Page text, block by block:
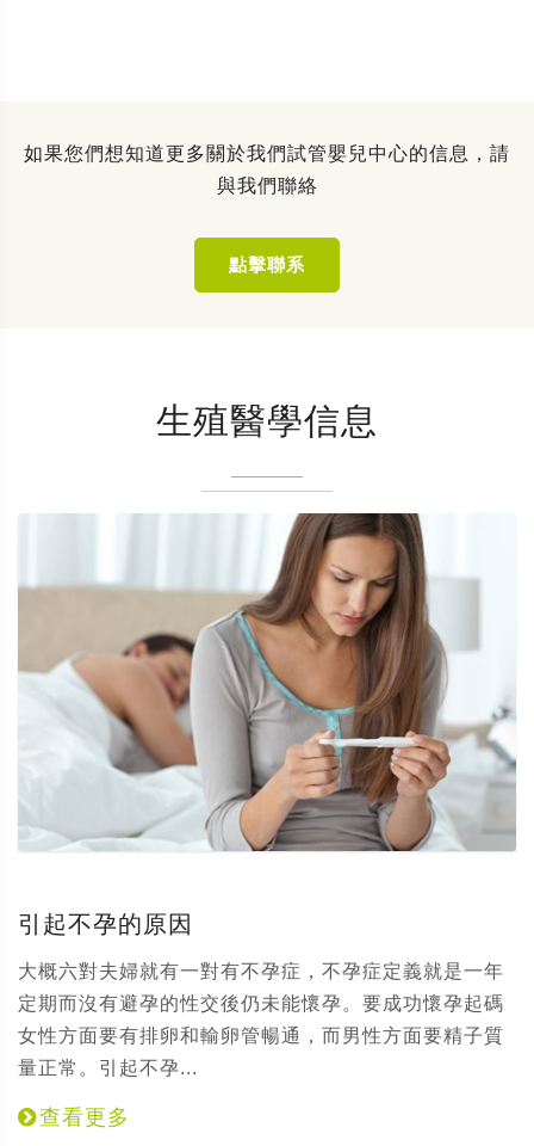
如果您們想知道更多關於我們試管嬰兒中心的信息，請
與我們聯絡
點擊聯系
生殖醫學信息
引起不孕的原因
大概六對夫婦就有一對有不孕症，不孕症定義就是一年
定期而沒有避孕的性交後仍未能懷孕。要成功懷孕起碼
女性方面要有排卵和輸卵管暢通，而男性方面要精子質
量正常。引起不孕...
查看更多